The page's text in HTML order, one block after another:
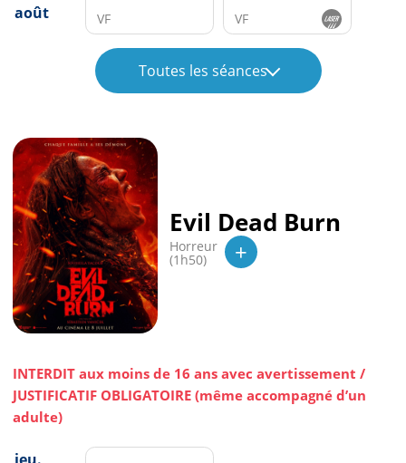
août VF VF
Toutes les séances
Evil Dead Burn
Horreur
(1h50) +
INTERDIT aux moins de 16 ans avec avertissement /
JUSTIFICATIF OBLIGATOIRE (même accompagné d’un
adulte)